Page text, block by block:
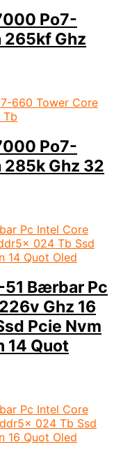
Po7-
265kf Ghz
Po7-
285k Ghz 32
Bærbar Pc
Ghz 16
Pcie Nvm
14 Quot